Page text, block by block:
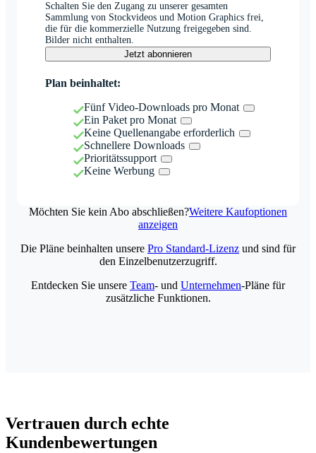
Schalten Sie den Zugang zu unserer gesamten
Sammlung von Stockvideos und Motion Graphics frei,
die für die kommerzielle Nutzung freigegeben sind.
Bilder nicht enthalten.
Jetzt abonnieren
Plan beinhaltet:
Fünf Video-Downloads pro Monat
Ein Paket pro Monat
Keine Quellenangabe erforderlich
Schnellere Downloads
Prioritätssupport
Keine Werbung
Möchten Sie kein Abo abschließen?Weitere Kaufoptionen
anzeigen
Die Pläne beinhalten unsere Pro Standard-Lizenz und sind für
den Einzelbenutzerzugriff.
Entdecken Sie unsere Team- und Unternehmen-Pläne für
zusätzliche Funktionen.
Vertrauen durch echte
Kundenbewertungen